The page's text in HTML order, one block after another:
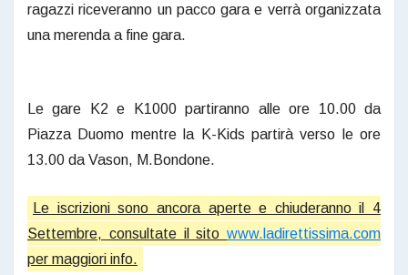
ragazzi riceveranno un pacco gara e verrà organizzata
una merenda a fine gara.
Le gare K2 e K1000 partiranno alle ore 10.00 da
Piazza Duomo mentre la K-Kids partirà verso le ore
13.00 da Vason, M.Bondone.
Le iscrizioni sono ancora aperte e chiuderanno il 4
Settembre, consultate il sito www.ladirettissima.com
per maggiori info.